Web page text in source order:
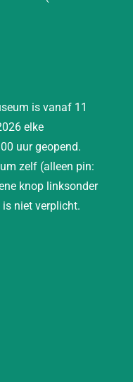
is vanaf 11
elke
uur geopend.
zelf (alleen pin:
knop linksonder
niet verplicht.